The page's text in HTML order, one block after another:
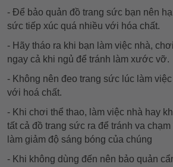
- Để bảo quản đồ trang sức bạn nên
sức tiếp xúc quá nhiều với hóa chất.
- Hãy tháo ra khi bạn làm việc nhà,
ngay cả khi ngủ để tránh làm xước vỡ.
- Không nên đeo trang sức lúc làm
với hoá chất.
- Khi chơi thể thao, làm việc nhà hay
tất cả đồ trang sức ra để tránh va
làm giảm độ sáng bóng của chúng
- Khi không dùng đến nên bảo quản